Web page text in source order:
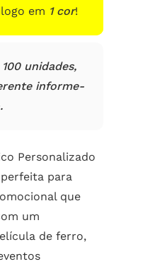
em 1 cor!
unidades,
informe-
Personalizado
para
que
um
de ferro,